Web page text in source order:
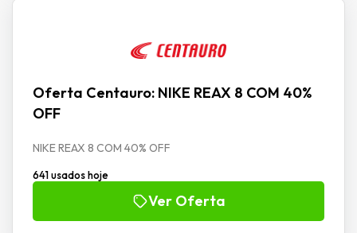
Oferta Centauro: NIKE REAX 8 COM 40%
OFF
NIKE REAX 8 COM 40% OFF
641 usados hoje
Ver Oferta